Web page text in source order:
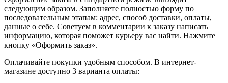
следующим образом. Заполняете полностью форму по
последовательным этапам: адрес, способ доставки, оплаты,
данные о себе. Советуем в комментарии к заказу написать
информацию, которая поможет курьеру вас найти. Нажмите
кнопку «Оформить заказ».
Оплачивайте покупки удобным способом. В интернет-
магазине доступно 3 варианта оплаты: